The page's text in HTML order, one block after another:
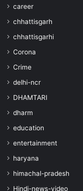
career
chhattisgarh
chhattisgarhi
Corona
Crime
delhi-ncr
DHAMTARI
dharm
education
entertainment
haryana
himachal-pradesh
Hindi-news-video